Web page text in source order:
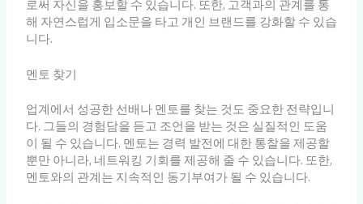
로써 자신을 홍보할 수 있습니다. 또한, 고객과의 관계를 통
해 자연스럽게 입소문을 타고 개인 브랜드를 강화할 수 있습
니다.
멘토 찾기
업계에서 성공한 선배나 멘토를 찾는 것도 중요한 전략입니
다. 그들의 경험담을 듣고 조언을 받는 것은 실질적인 도움
이 될 수 있습니다. 멘토는 경력 발전에 대한 통찰을 제공할
뿐만 아니라, 네트워킹 기회를 제공해 줄 수 있습니다. 또한,
멘토와의 관계는 지속적인 동기부여가 될 수 있습니다.